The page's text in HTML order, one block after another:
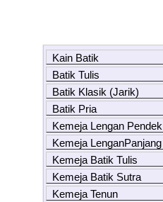
Kain Batik
Batik Tulis
Batik Klasik (Jarik)
Batik Pria
Kemeja Lengan Pendek
Kemeja LenganPanjang
Kemeja Batik Tulis
Kemeja Batik Sutra
Kemeja Tenun